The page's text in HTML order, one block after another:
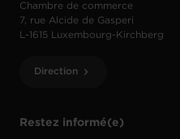
Restez informé(e)
Chambre de commerce
7, rue Alcide de Gasperi
L-1615 Luxembourg-Kirchberg
Direction